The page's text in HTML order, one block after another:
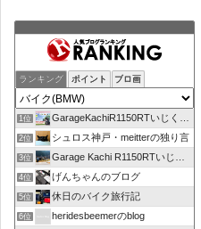
ランキング ポイント ブロ画
1位 GarageKachiR1150RTいじくり日記シーズン2
2位 シュロス神戸・meitterの独り言
3位 Garage Kachi R1150RTいじくり日記
4位 げんちゃんのブログ
5位 休日のバイク旅行記
6位 heridesbeemerのblog